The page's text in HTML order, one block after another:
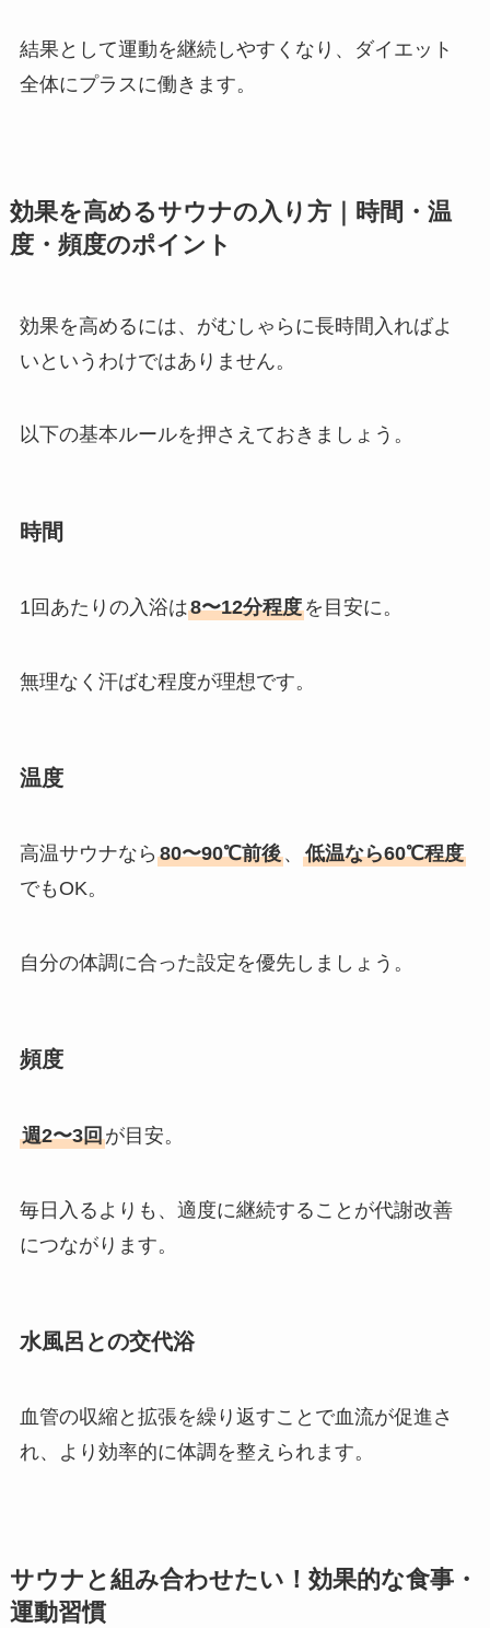
結果として運動を継続しやすくなり、ダイエット
全体にプラスに働きます。
効果を高めるサウナの入り方｜時間・温
度・頻度のポイント
効果を高めるには、がむしゃらに長時間入ればよ
いというわけではありません。
以下の基本ルールを押さえておきましょう。
時間
1回あたりの入浴は8〜12分程度を目安に。
無理なく汗ばむ程度が理想です。
温度
高温サウナなら 80〜90℃前後、 低温なら60℃程度
でもOK。
自分の体調に合った設定を優先しましょう。
頻度
週2〜3回が目安。
毎日入るよりも、適度に継続することが代謝改善
につながります。
水風呂との交代浴
血管の収縮と拡張を繰り返すことで血流が促進さ
れ、より効率的に体調を整えられます。
サウナと組み合わせたい！効果的な食事・
運動習慣